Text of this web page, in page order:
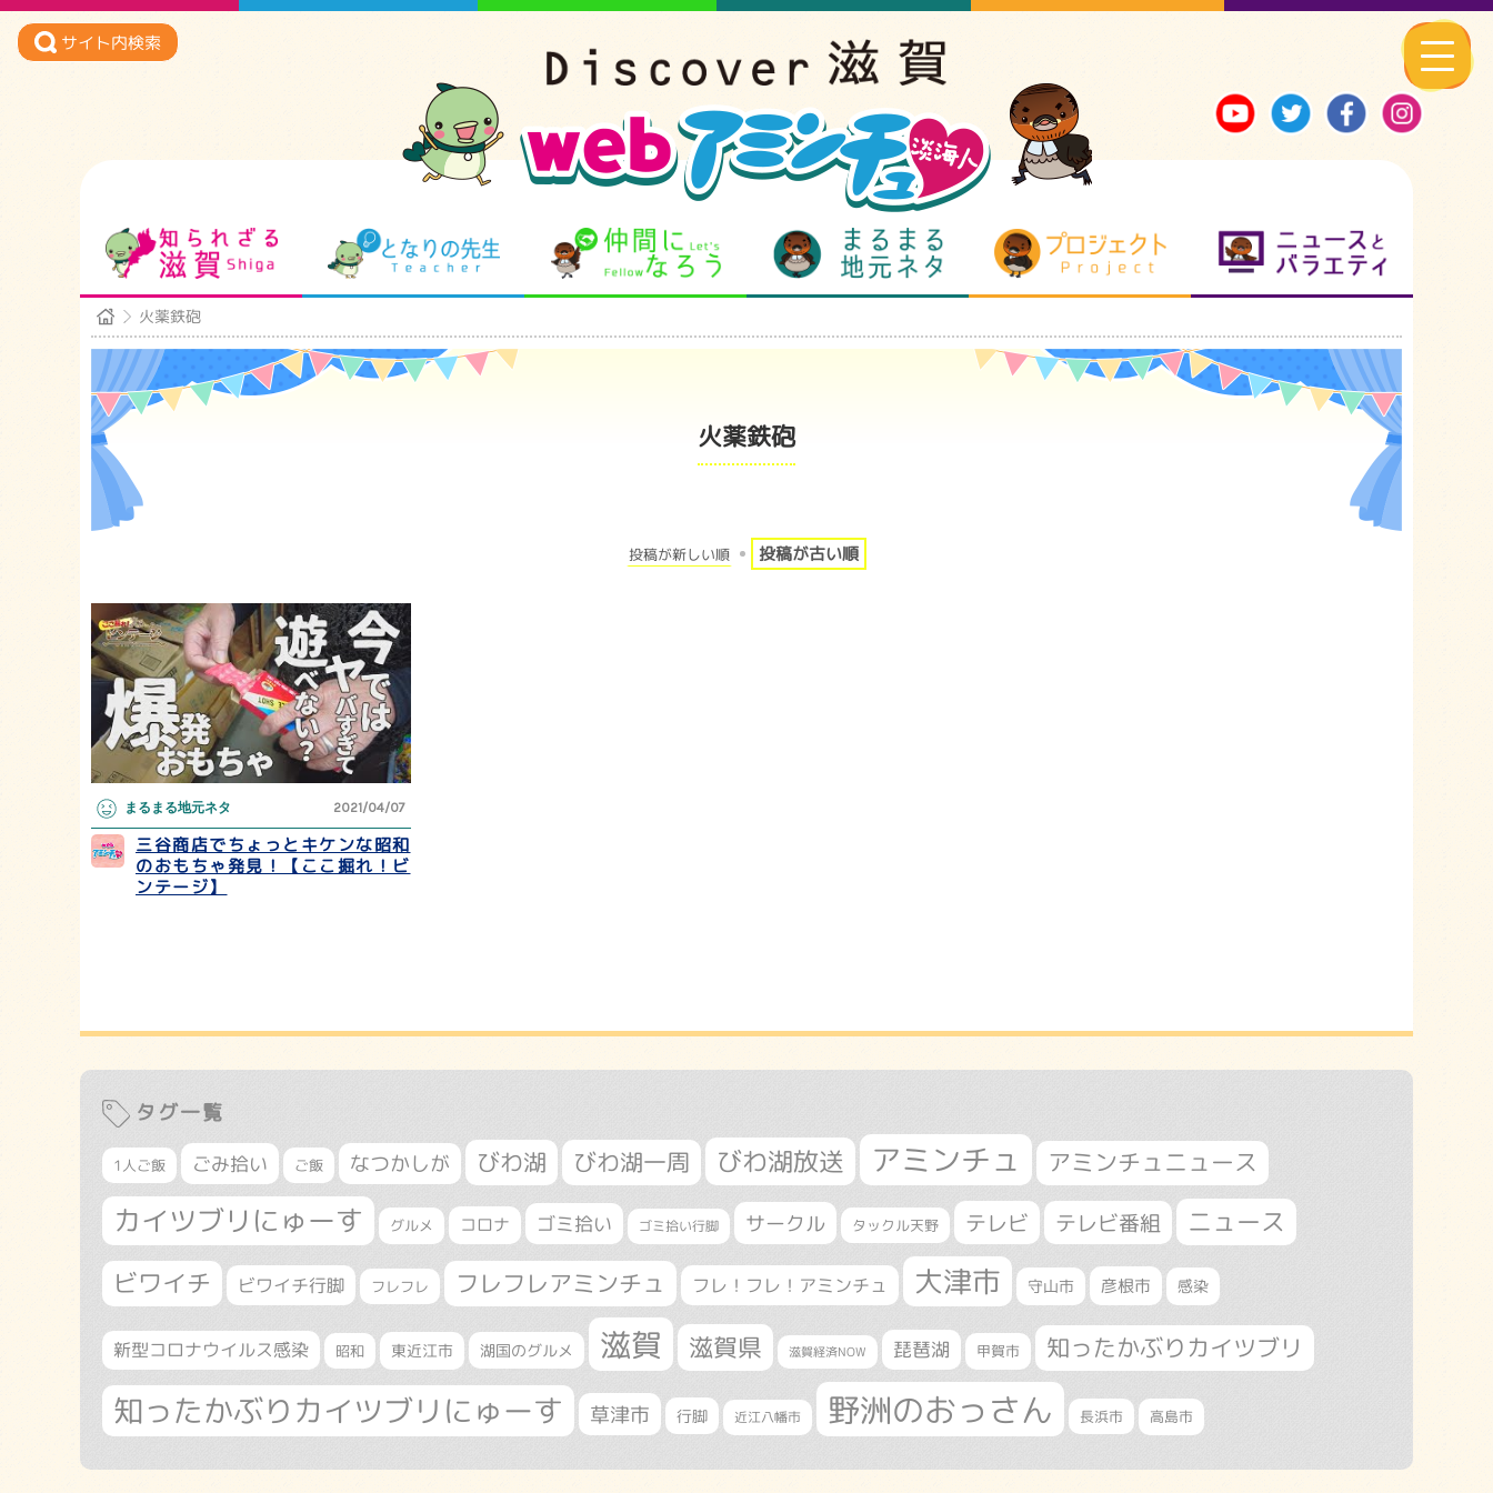
サイト内検索
知られざる滋賀 となりの先生 仲間になろう まるまる地元ネタ プロジェクト
火薬鉄砲
火薬鉄砲
投稿が新しい順 投稿が古い順
まるまる地元ネタ 2021/04/07
三谷商店でちょっとキケンな昭和
のおもちゃ発見！【ここ掘れ！ビ
ンテージ】
タグ一覧
1人ご飯 ごみ拾い ご飯 なつかしが びわ湖 びわ湖一周 びわ湖放送 アミンチュ アミンチュニュース
カイツブリにゅーす グルメ コロナ ゴミ拾い ゴミ拾い行脚 サークル タックル天野 テレビ テレビ番組 ニュース
ビワイチ ビワイチ行脚 フレフレ フレフレアミンチュ フレ！フレ！アミンチュ 大津市 守山市 彦根市 感染
新型コロナウイルス感染 昭和 東近江市 湖国のグルメ 滋賀 滋賀県 滋賀経済NOW 琵琶湖 甲賀市 知ったかぶりカイツブリ
知ったかぶりカイツブリにゅーす 草津市 行脚 近江八幡市 野洲のおっさん 長浜市 高島市